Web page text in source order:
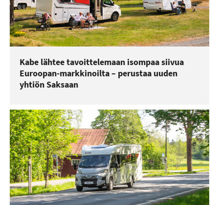
Kabe lähtee tavoittelemaan isompaa siivua
Euroopan-markkinoilta – perustaa uuden
yhtiön Saksaan